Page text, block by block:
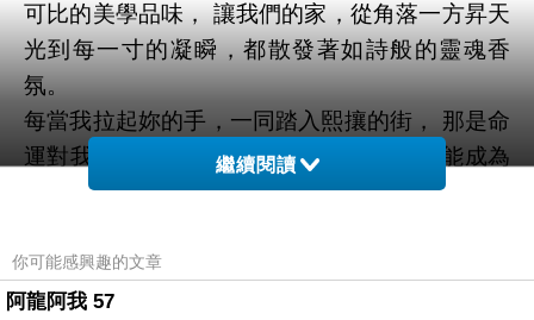
可比的美學品味， 讓我們的家，從角落一方昇天
光到每一寸的凝瞬，都散發著如詩般的靈魂香
氛。
每當我拉起妳的手，一同踏入熙攘的街， 那是命
運對我最慷慨的餽贈，希望每刻駐足，都能成為
永恆回憶；每處旅遊風景，都能成為邁向後代子
牽牽手，感受妳纖細的手指與我交錯， 那十指交
扣的信任與溫度， 是結髮走過二十載春秋後，最
繼續閱讀
你可能感興趣的文章
阿龍阿我 57